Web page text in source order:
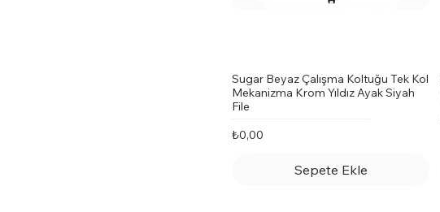
Sugar Beyaz Çalışma Koltuğu Tek Kol
Mekanizma Krom Yıldız Ayak Siyah
File
Fiyat
₺0,00
Sepete Ekle